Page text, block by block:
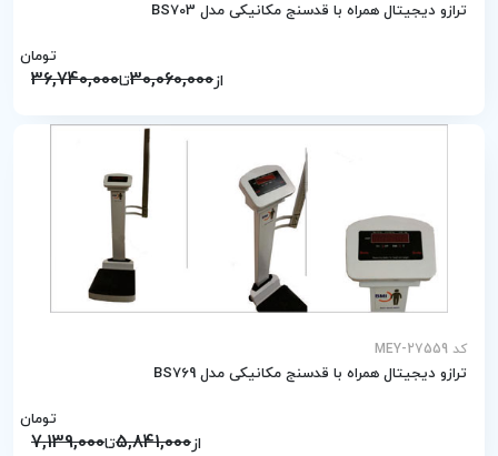
ترازو دیجیتال همراه با قدسنج مکانیکی مدل BS703
از30,060,000تا36,740,000
تومان
کد MEY-27559
ترازو دیجیتال همراه با قدسنج مکانیکی مدل BS769
از5,841,000تا7,139,000
تومان